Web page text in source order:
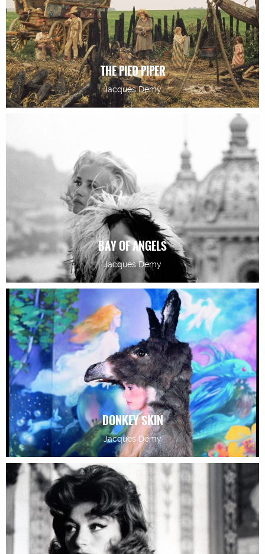
THE PIED PIPER
Jacques Demy
BAY OF ANGELS
Jacques Demy
DONKEY SKIN
Jacques Demy